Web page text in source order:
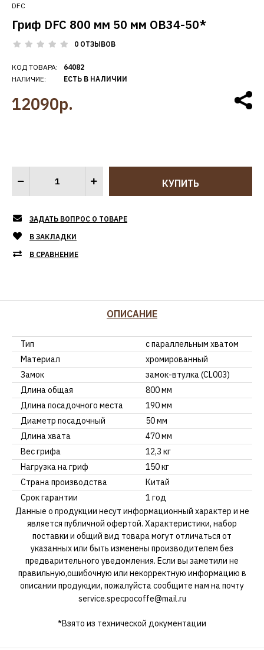
DFC
Гриф DFC 800 мм 50 мм OB34-50*
0 ОТЗЫВОВ
КОД ТОВАРА:
НАЛИЧИЕ:
64082
ЕСТЬ В НАЛИЧИИ
12090р.
ЗАДАТЬ ВОПРОС О ТОВАРЕ
В ЗАКЛАДКИ
В СРАВНЕНИЕ
ОПИСАНИЕ
Тип
с параллельным хватом
Материал
хромированный
Замок
замок-втулка (CL003)
Длина общая
800 мм
Длина посадочного места
190 мм
Диаметр посадочный
50 мм
Длина хвата
470 мм
Вес грифа
12,3 кг
Нагрузка на гриф
150 кг
Страна производства
Китай
Срок гарантии
1 год
Данные о продукции несут информационный характер и не
является публичной офертой. Характеристики, набор
поставки и общий вид товара могут отличаться от
указанных или быть изменены производителем без
предварительного уведомления. Если вы заметили не
правильную,ошибочную или некорректную информацию в
описании продукции, пожалуйста сообщите нам на почту
service.specpocoffe@mail.ru
*Взято из технической документации